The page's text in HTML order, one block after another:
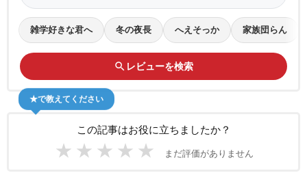
雑学好きな君へ 冬の夜長 へえそっか 家族団らん
search レビューを検索
この記事はお役に立ちましたか？
★ ★ ★ ★ ★ まだ評価がありません
★で教えてください